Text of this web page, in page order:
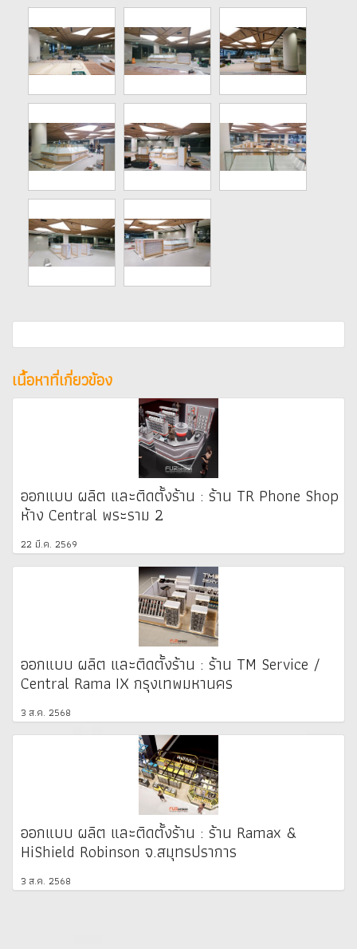
เนื้อหาที่เกี่ยวข้อง
ออกแบบ ผลิต และติดตั้งร้าน : ร้าน TR Phone Shop
ห้าง Central พระราม 2
22 มี.ค. 2569
ออกแบบ ผลิต และติดตั้งร้าน : ร้าน TM Service /
Central Rama IX กรุงเทพมหานคร
3 ส.ค. 2568
ออกแบบ ผลิต และติดตั้งร้าน : ร้าน Ramax &
HiShield Robinson จ.สมุทรปราการ
3 ส.ค. 2568